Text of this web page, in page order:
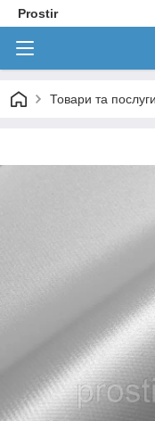
Prostir
Товари та послуги